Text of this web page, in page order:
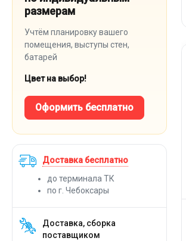
размерам
Учтём планировку вашего
помещения, выступы стен,
батарей
Цвет на выбор!
Оформить бесплатно
Доставка бесплатно
до терминала ТК
по г. Чебоксары
Доставка, сборка
поставщиком